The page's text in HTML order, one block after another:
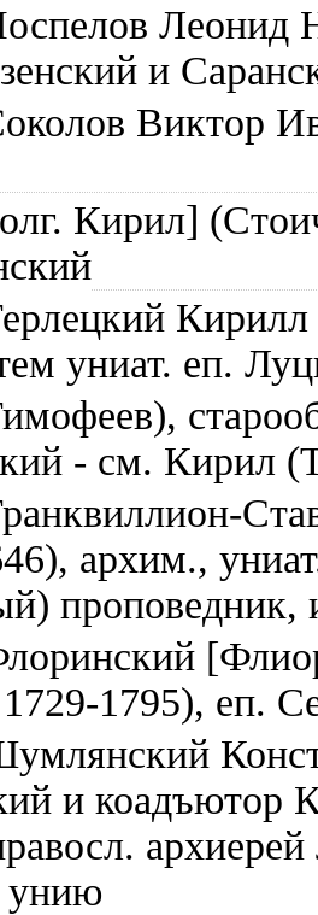
Леонид
и
Виктор
Кирил]
униат. еп.
- см. Кирил
архим.,
проповедник,
1795), еп.
и коадъютор
унию